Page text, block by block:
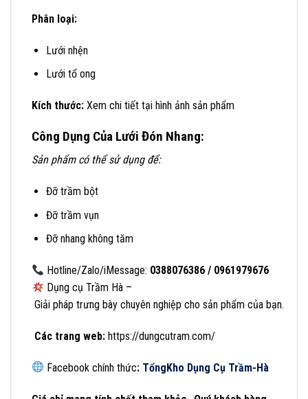
Phân loại:
Lưới nhện
Lưới tổ ong
Kích thước: Xem chi tiết tại hình ảnh sản phẩm
Công Dụng Của Lưới Đón Nhang:
Sản phẩm có thể sử dụng để:
Đỡ trầm bột
Đỡ trầm vụn
Đỡ nhang không tăm
Hotline/Zalo/iMessage: 0388076386 / 0961979676
Dụng cụ Trầm Hà –
Giải pháp trưng bày chuyên nghiệp cho sản phẩm của bạn.
Các trang web: https://dungcutram.com/
Facebook chính thức: TổngKho Dụng Cụ Trầm-Hà